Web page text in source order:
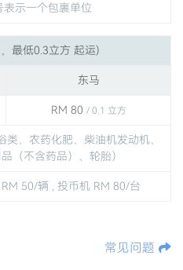
表示一个包裹单位
最低0.3立方 起运)
东马
RM 80 / 0.1 立方
、农药化肥、柴油机发动机、
（不含药品）、轮胎）
50/辆 , 投币机 RM 80/台
常见问题